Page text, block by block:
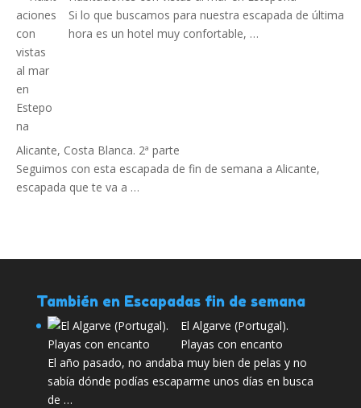
Si lo que buscamos para nuestra escapada de última
hora es un hotel muy confortable, …
Alicante, Costa Blanca. 2ª parte
Seguimos con esta escapada de fin de semana a Alicante,
escapada que te va a …
También en Escapadas fin de semana
El Algarve (Portugal).
Playas con encanto
El año pasado, no andaba muy bien de pelas y no
sabía dónde podías escaparme unos días en busca
de …